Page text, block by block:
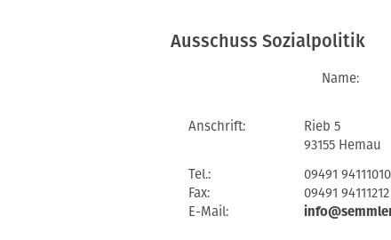
Ausschuss Sozialpolitik
Name:
Anschrift:
Rieb 5
93155 Hemau
Tel.:
09491 94111010
Fax:
09491 94111212
E-Mail: